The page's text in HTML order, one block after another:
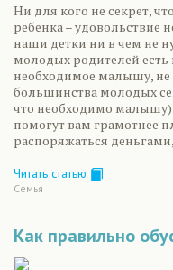
Ни для кого не секрет,
ребенка – удовольствие
наши детки ни в чем не
молодых родителей есть
необходимое малышу, не
большинства молодых
что необходимо
помогут вам грамотнее
распоряжаться
Читать статью
Семья
Как правильно